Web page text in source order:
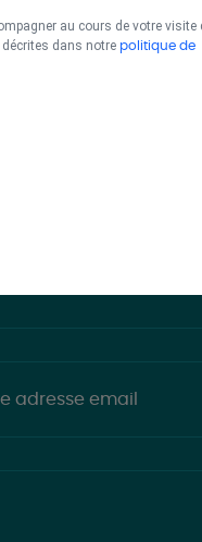
au cours de votre visite
décrites dans notre politique de